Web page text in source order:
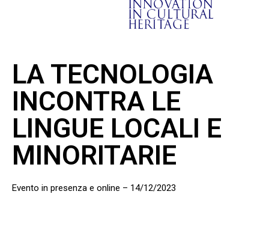
LA TECNOLOGIA
INCONTRA LE
LINGUE LOCALI E
MINORITARIE
Evento in presenza e online – 14/12/2023